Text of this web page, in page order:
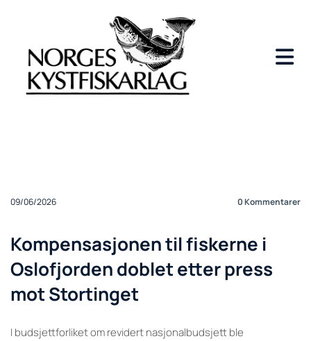
09/06/2026 0Kommentarer
Kompensasjonen til fiskerne i
Oslofjorden doblet etter press
mot Stortinget
I budsjettforliket om revidert nasjonalbudsjett ble